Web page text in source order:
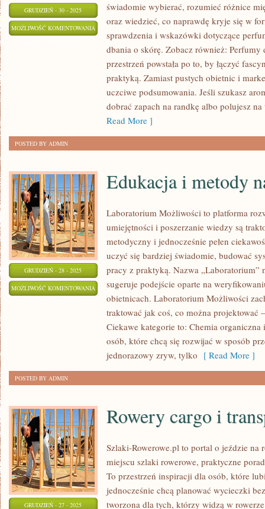
GRUDZIEŃ - 30 - 2025
MOŻLIWOŚĆ KOMENTOWANIA
WARSTWOWE
świadomie wybierać, rozumieć różnice
oraz wiedzieć, co naprawdę kryje się w
sprawdzenia i wskazówki dotyczące
dbania o skórę. Zobacz również:
przestrzeń powstała po to, by łączyć
praktyką. Zamiast pustych obietnic i
uczciwe podsumowania. Jeśli szukasz
dobrać zapach na randkę albo polujesz na
Read More ]
POSTED BY ADMIN
GRUDZIEŃ - 28 - 2025
MOŻLIWOŚĆ KOMENTOWANIA EDUKACJA
METODY
NAUCZANIA
Edukacja i metody
Laboratorium Możliwości to platforma
umiejętności i poszerzanie wiedzy są
metodyczny i jednocześnie pełen
uczyć się bardziej świadomie, budować
pracy z praktyką. Nazwa „Laboratorium”
sugeruje podejście oparte na
obietnicach. Laboratorium Możliwości
traktować jak coś, co można projektować
Ciekawe kategorie to: Chemia
osób, które chcą się rozwijać w sposób
jednorazowy zryw, tylko [ Read More ]
POSTED BY ADMIN
GRUDZIEŃ - 27 - 2025
Rowery cargo i
Szlaki-Rowerowe.pl to portal o jeździe na
miejscu szlaki rowerowe, praktyczne
To przestrzeń inspiracji dla osób, które
jednocześnie chcą planować wycieczki
tworzona dla tych, którzy widzą w